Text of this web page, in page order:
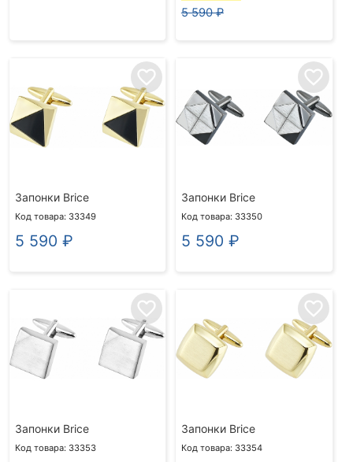
5 590 ₽
favorite_border
Запонки Brice
Код товара: 33349
5 590 ₽
favorite_border
Запонки Brice
Код товара: 33350
5 590 ₽
favorite_border
Запонки Brice
Код товара: 33353
favorite_border
Запонки Brice
Код товара: 33354